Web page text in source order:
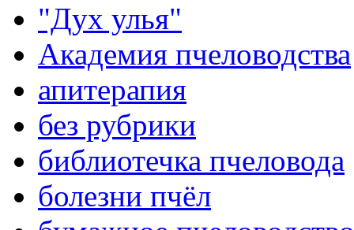
"Дух улья"
Академия пчеловодства
апитерапия
без рубрики
библиотечка пчеловода
болезни пчёл